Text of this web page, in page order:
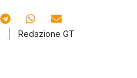
Redazione GT